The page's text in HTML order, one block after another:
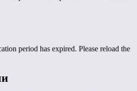
period has expired. Please reload the